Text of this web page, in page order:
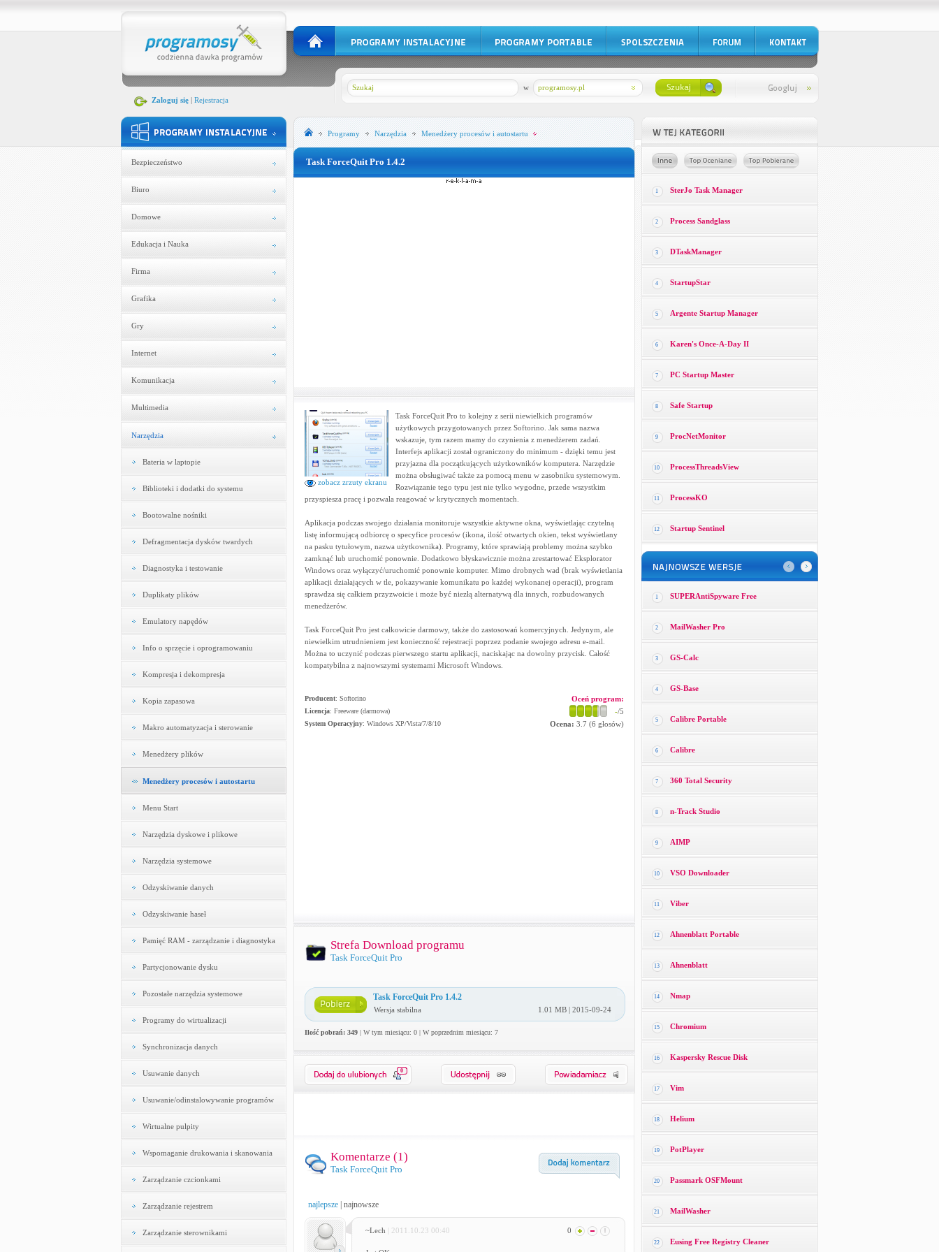
Zaloguj się| Rejestracja
programosy.pl
w
Bezpieczeństwo
Biuro
Domowe
Edukacja i Nauka
Firma
Grafika
Gry
Internet
Komunikacja
Multimedia
Narzędzia
Bateria w laptopie
Biblioteki i dodatki do systemu
Bootowalne nośniki
Defragmentacja dysków twardych
Diagnostyka i testowanie
Duplikaty plików
Emulatory napędów
Info o sprzęcie i oprogramowaniu
Kompresja i dekompresja
Kopia zapasowa
Makro automatyzacja i sterowanie
Menedżery plików
Menedżery procesów i autostartu
Menu Start
Narzędzia dyskowe i plikowe
Narzędzia systemowe
Odzyskiwanie danych
Odzyskiwanie haseł
Pamięć RAM - zarządzanie i diagnostyka
Partycjonowanie dysku
Pozostałe narzędzia systemowe
Programy do wirtualizacji
Synchronizacja danych
Usuwanie danych
Usuwanie/odinstalowywanie programów
Wirtualne pulpity
Wspomaganie drukowania i skanowania
Zarządzanie czcionkami
Zarządzanie rejestrem
Zarządzanie sterownikami
Programy Narzędzia Menedżery procesów i autostartu
Task ForceQuit Pro 1.4.2
zobacz zrzuty ekranu
Task ForceQuit Pro to kolejny z serii niewielkich programów
użytkowych przygotowanych przez Softorino. Jak sama nazwa
wskazuje, tym razem mamy do czynienia z menedżerem zadań.
Interfejs aplikacji został ograniczony do minimum - dzięki temu jest
przyjazna dla początkujących użytkowników komputera. Narzędzie
można obsługiwać także za pomocą menu w zasobniku systemowym.
Rozwiązanie tego typu jest nie tylko wygodne, przede wszystkim
przyspiesza pracę i pozwala reagować w krytycznych momentach.
Aplikacja podczas swojego działania monitoruje wszystkie aktywne okna, wyświetlając czytelną
listę informującą odbiorcę o specyfice procesów (ikona, ilość otwartych okien, tekst wyświetlany
na pasku tytułowym, nazwa użytkownika). Programy, które sprawiają problemy można szybko
zamknąć lub uruchomić ponownie. Dodatkowo błyskawicznie można zrestartować Eksplorator
Windows oraz wyłączyć/uruchomić ponownie komputer. Mimo drobnych wad (brak wyświetlania
aplikacji działających w tle, pokazywanie komunikatu po każdej wykonanej operacji), program
sprawdza się całkiem przyzwoicie i może być niezłą alternatywą dla innych, rozbudowanych
menedżerów.
Task ForceQuit Pro jest całkowicie darmowy, także do zastosowań komercyjnych. Jedynym, ale
niewielkim utrudnieniem jest konieczność rejestracji poprzez podanie swojego adresu e-mail.
Można to uczynić podczas pierwszego startu aplikacji, naciskając na dowolny przycisk. Całość
kompatybilna z najnowszymi systemami Microsoft Windows.
Producent: Softorino
Licencja: Freeware (darmowa)
System Operacyjny: Windows XP/Vista/7/8/10
Oceń program:
-/5
Ocena: 3.7 (6 głosów)
Strefa Download programu
Task ForceQuit Pro
Task ForceQuit Pro 1.4.2
Wersja stabilna 1.01 MB | 2015-09-24
Ilość pobrań: 349| W tym miesiącu: 0 | W poprzednim miesiącu: 7
0
Komentarze (1)
Task ForceQuit Pro
najlepsze| najnowsze
~Lech | 2011.10.23 00:40 0
1 SterJo Task Manager
2 Process Sandglass
3 DTaskManager
4 StartupStar
5 Argente Startup Manager
6 Karen's Once-A-Day II
7 PC Startup Master
8 Safe Startup
9 ProcNetMonitor
10 ProcessThreadsView
11 ProcessKO
12 Startup Sentinel
1 SUPERAntiSpyware Free
2 MailWasher Pro
3 GS-Calc
4 GS-Base
5 Calibre Portable
6 Calibre
7 360 Total Security
8 n-Track Studio
9 AIMP
10 VSO Downloader
11 Viber
12 Ahnenblatt Portable
13 Ahnenblatt
14 Nmap
15 Chromium
16 Kaspersky Rescue Disk
17 Vim
18 Helium
19 PotPlayer
20 Passmark OSFMount
21 MailWasher
22 Eusing Free Registry Cleaner